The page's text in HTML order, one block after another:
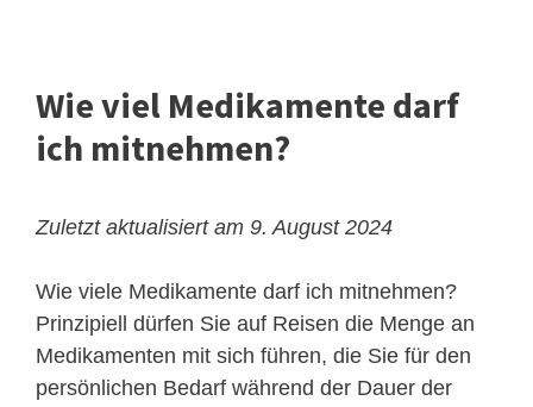
Wie viel Medikamente darf
ich mitnehmen?
Zuletzt aktualisiert am 9. August 2024
Wie viele Medikamente darf ich mitnehmen?
Prinzipiell dürfen Sie auf Reisen die Menge an
Medikamenten mit sich führen, die Sie für den
persönlichen Bedarf während der Dauer der